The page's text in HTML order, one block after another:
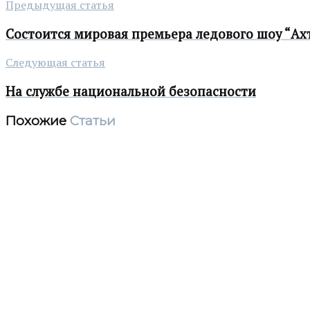
Предыдущая статья
Состоится мировая премьера ледового шоу
Следующая статья
На службе национальной безопасности
Похожие Статьи